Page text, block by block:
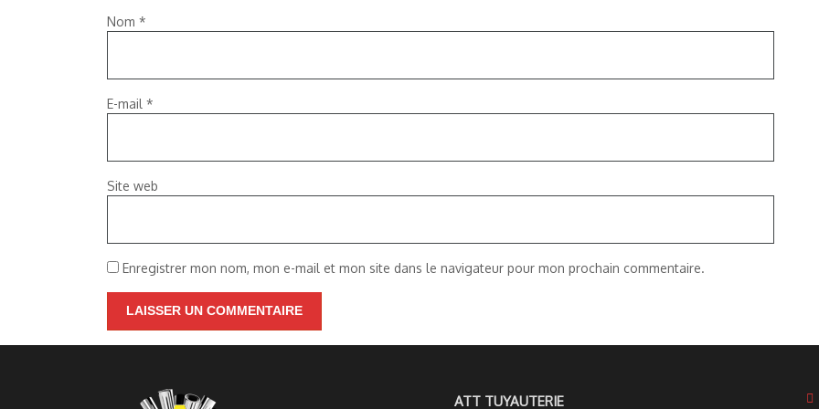
Nom *
E-mail *
Site web
Enregistrer mon nom, mon e-mail et mon site dans le navigateur pour mon prochain commentaire.
ATT TUYAUTERIE